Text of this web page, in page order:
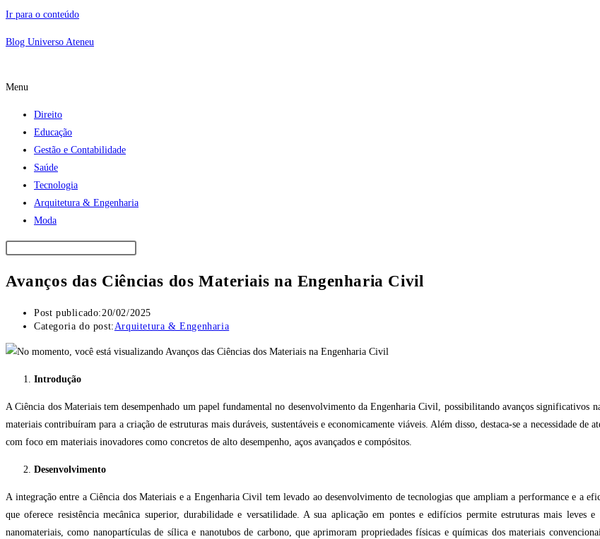
Ir para o conteúdo
Blog Universo Ateneu
Menu
Direito
Educação
Gestão e Contabilidade
Saúde
Tecnologia
Arquitetura & Engenharia
Moda
Avanços das Ciências dos Materiais na Engenharia Civil
Post publicado:20/02/2025
Categoria do post:Arquitetura & Engenharia
Introdução
A Ciência dos Materiais tem desempenhado um papel fundamental no desenvolvimento da Engenharia Civil, possibilitando avanços significativos
materiais contribuíram para a criação de estruturas mais duráveis, sustentáveis e economicamente viáveis. Além disso, destaca-se a necessidade de
com foco em materiais inovadores como concretos de alto desempenho, aços avançados e compósitos.
Desenvolvimento
A integração entre a Ciência dos Materiais e a Engenharia Civil tem levado ao desenvolvimento de tecnologias que ampliam a performance e a
que oferece resistência mecânica superior, durabilidade e versatilidade. A sua aplicação em pontes e edifícios permite estruturas mais
nanomateriais, como nanopartículas de sílica e nanotubos de carbono, que aprimoram propriedades físicas e químicas dos materiais